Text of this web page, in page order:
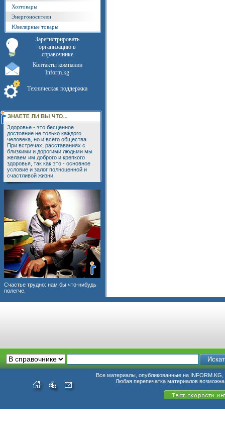
Хозтовары
Энергоносители
Ювелирные товары
Зарегистрировать
организацию в
справочнике
Контакты компании
Inform.kg
Техническая поддержка
Здоровье - это бесценное
достояние не только каждого
человека, но и всего общества.
При встречах, расставаниях с
близкими и дорогими людьми мы
желаем им доброго и крепкого
здоровья, так как это - основное
условие и залог полноценной и
счастливой жизни.
Счастье трудно: нам бы что-нибудь
полегче.
Все материалы, опубликованные на INFORM.KG,
Любая перепечатка материалов